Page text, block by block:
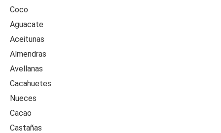
Coco
Aguacate
Aceitunas
Almendras
Avellanas
Cacahuetes
Nueces
Cacao
Castañas